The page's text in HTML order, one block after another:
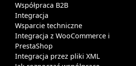
Współpraca B2B
Integracja
Wsparcie techniczne
Integracja z WooCommerce i
PrestaShop
Integracja przez pliki XML